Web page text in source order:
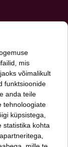
ettevõte.
kuidas läheb sinu
mis
võimalikult
funktsioonide
anda teile
tehnoloogiate
küpsistega,
statistika kohta